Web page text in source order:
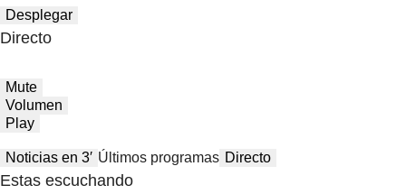
Desplegar
Directo
Mute
Volumen
Play
Noticias en 3′ Últimos programas Directo
Estas escuchando